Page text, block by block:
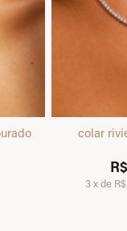
colar
3xde